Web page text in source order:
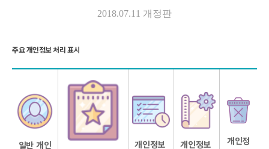
2018.07.11 개정판
주요 개인정보 처리 표시
일반 개인
개인정보
개인정보
개인정
실시간 안내중